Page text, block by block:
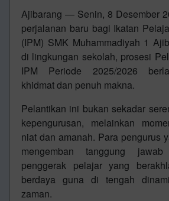
Ajibarang — Senin, 8 Desember
perjalanan baru bagi Ikatan
(IPM) SMK Muhammadiyah 1
di lingkungan sekolah, prosesi
IPM Periode 2025/2026
khidmat dan penuh makna.
Pelantikan ini bukan sekadar
kepengurusan, melainkan
niat dan amanah. Para pengurus
mengemban tanggung
penggerak pelajar yang
berdaya guna di tengah
zaman.